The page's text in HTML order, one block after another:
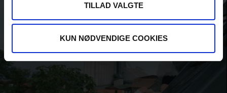
TILLAD VALGTE
KUN NØDVENDIGE COOKIES